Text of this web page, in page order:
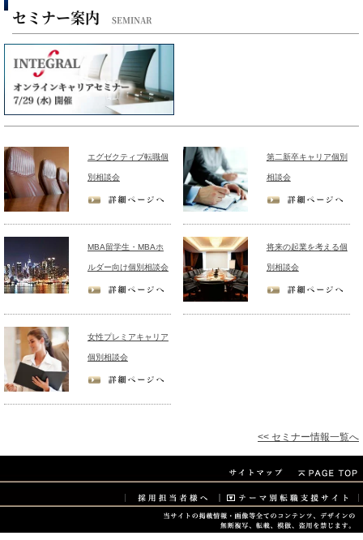
セミナー案内 SEMINAR
エグゼクティブ転職個
別相談会
第二新卒キャリア個別
相談会
MBA留学生・MBAホ
ルダー向け個別相談会
将来の起業を考える個
別相談会
女性プレミアキャリア
個別相談会
<< セミナー情報一覧へ